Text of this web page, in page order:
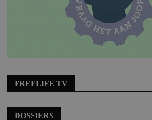
FREELIFE TV
DOSSIERS